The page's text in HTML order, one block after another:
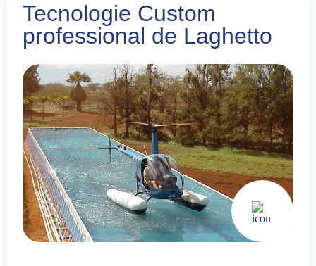
Tecnologie Custom
professional de Laghetto